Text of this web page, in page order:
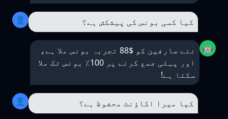
کیا کسی بونس کی پیشکش ہے؟ 👤
🤖
نئے صارفین کو $88 تجربہ بونس ملا ہے،
اور پہلی جمع کرنے پر 100٪ بونس تک ملا
سکتا ہے!
کیا میرا اکاؤنٹ محفوظ ہے؟ 👤